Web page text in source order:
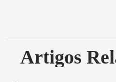
Artigos